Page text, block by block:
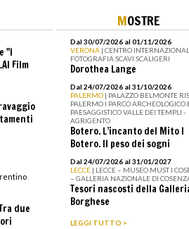
"I
Film
due
MOSTRE
Dal 30/07/2026 al 01/11/2026
VERONA | CENTRO
FOTOGRAFIA SCAVI SCALIGERI
Dorothea Lange
Dal 24/07/2026 al 31/10/2026
PALERMO | PALAZZO BELMONTE
PALERMO I PARCO ARCHEOLOGICO
PAESAGGISTICO VALLE DEI TEMPLI -
AGRIGENTO
Botero. L’incanto del Mito I
Botero. Il peso dei sogni
Dal 24/07/2026 al 31/01/2027
LECCE | LECCE – MUSEO MUST I
– GALLERIA NAZIONALE DI
Tesori nascosti della
Borghese
LEGGI TUTTO >